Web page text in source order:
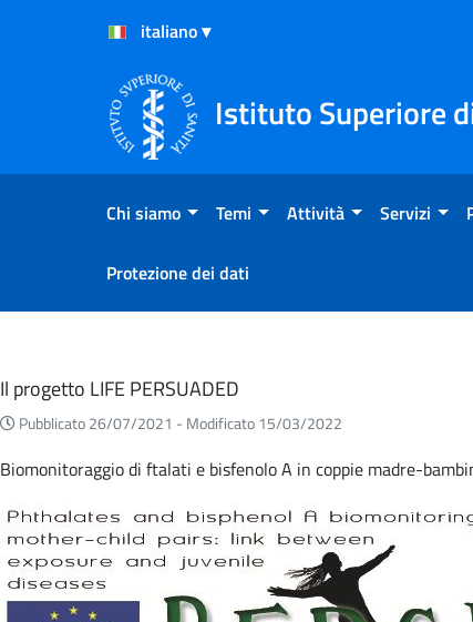
Salta al Contenuto
Salta al Footer
Istituto Superiore
Chi siamo Temi Attività Servizi
Protezione dei dati
Eventi
Il progetto LIFE PERSUADED
Pubblicato 26/07/2021 - Modificato 15/03/2022
Biomonitoraggio di ftalati e bisfenolo A in coppie madre-